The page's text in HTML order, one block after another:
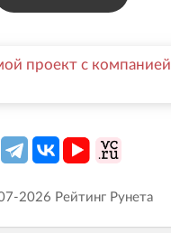
проект с компанией
2026 Рейтинг Рунета